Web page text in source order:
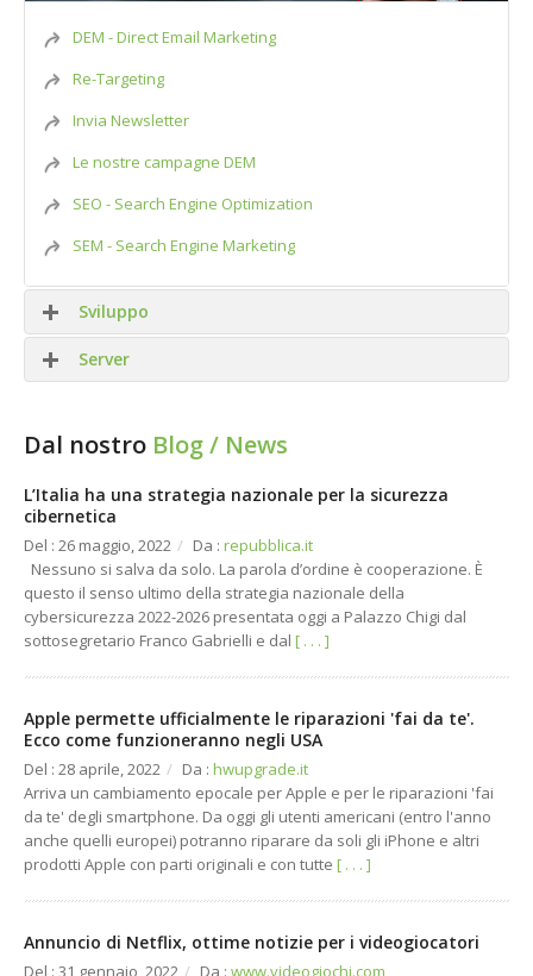
DEM - Direct Email Marketing
Re-Targeting
Invia Newsletter
Le nostre campagne DEM
SEO - Search Engine Optimization
SEM - Search Engine Marketing
Sviluppo
Siti WEB
Realtà Aumentata
E-Commerce B2C / B2B
CRM / Intranet / SW
Grafica
Server
Hosting
Cloud
Dal nostro Blog / News
L’Italia ha una strategia nazionale per la sicurezza
cibernetica
Del : 26 maggio, 2022 / Da : repubblica.it
Nessuno si salva da solo. La parola d’ordine è cooperazione. È
questo il senso ultimo della strategia nazionale della
cybersicurezza 2022-2026 presentata oggi a Palazzo Chigi dal
sottosegretario Franco Gabrielli e dal [ . . . ]
Apple permette ufficialmente le riparazioni 'fai da te'.
Ecco come funzioneranno negli USA
Del : 28 aprile, 2022 / Da : hwupgrade.it
Arriva un cambiamento epocale per Apple e per le riparazioni 'fai
da te' degli smartphone. Da oggi gli utenti americani (entro l'anno
anche quelli europei) potranno riparare da soli gli iPhone e altri
prodotti Apple con parti originali e con tutte [ . . . ]
Annuncio di Netflix, ottime notizie per i videogiocatori
Del : 31 gennaio, 2022 / Da : www.videogiochi.com